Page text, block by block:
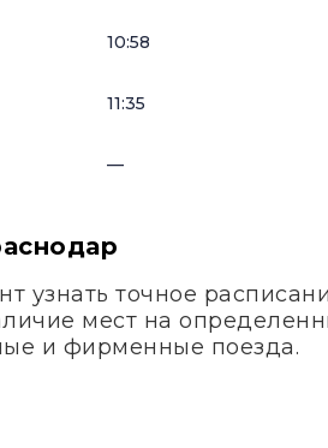
10:58
11:35
—
узнать точное
мест на
и фирменные поезда.